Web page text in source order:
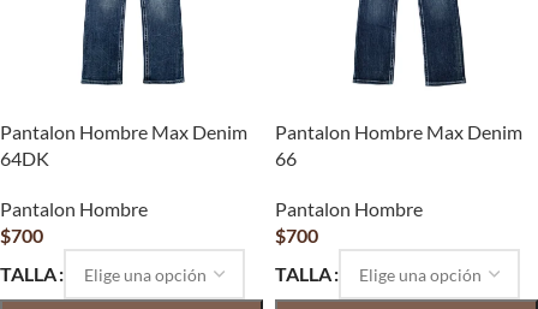
Pantalon Hombre Max Denim
64DK
Pantalon Hombre
$700
TALLA
Pantalon Hombre Max Denim
66
Pantalon Hombre
$700
TALLA